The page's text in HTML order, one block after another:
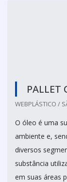
PALLET
WEBPLÁSTICO /
O óleo é uma
ambiente e,
diversos
substância
em suas áreas